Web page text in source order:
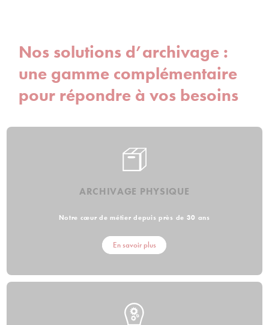
Nos solutions d’archivage :
une gamme complémentaire
pour répondre à vos besoins
ARCHIVAGE PHYSIQUE
Notre cœur de métier depuis près de 30 ans
En savoir plus